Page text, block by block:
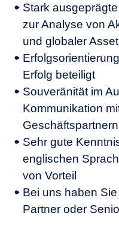
Stark
zur Analyse von
und globaler
Erfolg beteiligt
Souveränität im
Kommunikation
Sehr gute
englischen
von Vorteil
Bei uns haben
Partner oder